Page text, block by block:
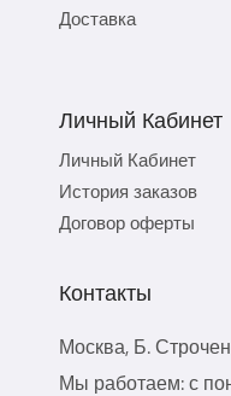
Доставка
Личный Кабинет
Личный Кабинет
История заказов
Договор оферты
Контакты
Москва, Б.
Мы работаем: с